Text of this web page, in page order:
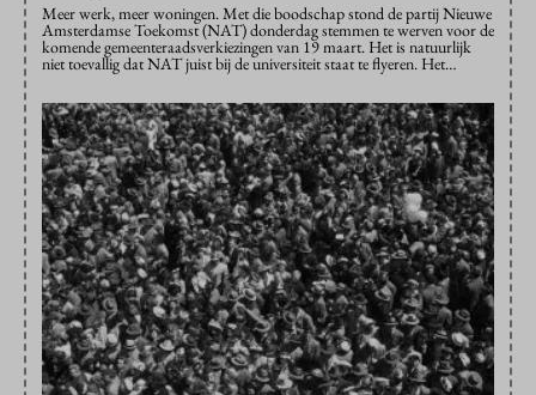
Meer werk, meer woningen. Met die boodschap stond de partij Nieuwe
Amsterdamse Toekomst (NAT) donderdag stemmen te werven voor de
komende gemeenteraadsverkiezingen van 19 maart. Het is natuurlijk
niet toevallig dat NAT juist bij de universiteit staat te flyeren. Het…